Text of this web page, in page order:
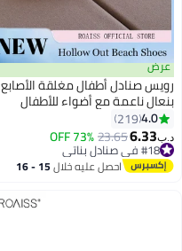
عرض
رويس صنادل أطفال مغلقة الأصابع
بنعال ناعمة مع أضواء للأطفال
الصغار لتعلم المشي، صنادل شاطئ
مقاومة للركل، تصميم فيلكرو
خفيف الوزن، مريحة وجيدة التهوية،
صيفية كاجوال، وردي
4.0
219
د.ب‏6.33
23.65
73% OFF
#18 في صنادل بناتي
#18 في صنادل بناتي احصل عليه خلال 15 - 16